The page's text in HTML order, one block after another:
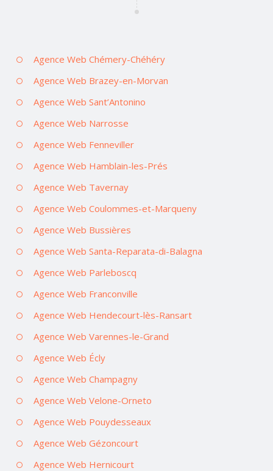
Agence Web Chémery-Chéhéry
Agence Web Brazey-en-Morvan
Agence Web Sant’Antonino
Agence Web Narrosse
Agence Web Fenneviller
Agence Web Hamblain-les-Prés
Agence Web Tavernay
Agence Web Coulommes-et-Marqueny
Agence Web Bussières
Agence Web Santa-Reparata-di-Balagna
Agence Web Parleboscq
Agence Web Franconville
Agence Web Hendecourt-lès-Ransart
Agence Web Varennes-le-Grand
Agence Web Écly
Agence Web Champagny
Agence Web Velone-Orneto
Agence Web Pouydesseaux
Agence Web Gézoncourt
Agence Web Hernicourt